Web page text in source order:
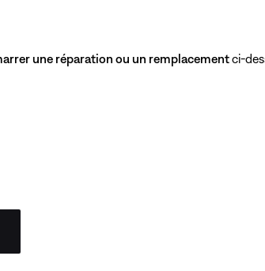
une réparation ou un remplacementci-